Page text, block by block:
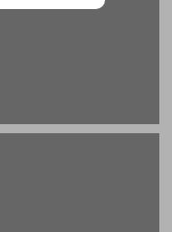
1 קמפוס הר הצופים ... 19